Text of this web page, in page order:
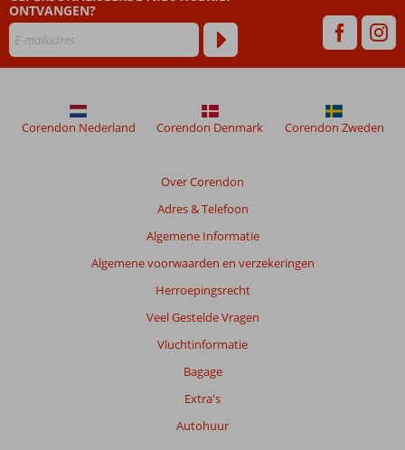
hun
verblijf
in
Hotel
ONTVANGEN?
Over Corendon
Adres & Telefoon
Algemene Informatie
Algemene voorwaarden en verzekeringen
Herroepingsrecht
Veel Gestelde Vragen
Vluchtinformatie
Bagage
Extra's
Autohuur
Corendon Nederland Corendon Denmark Corendon Zweden